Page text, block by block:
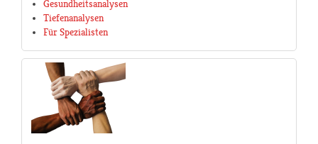
Gesundheitsanalysen
Tiefenanalysen
Für Spezialisten